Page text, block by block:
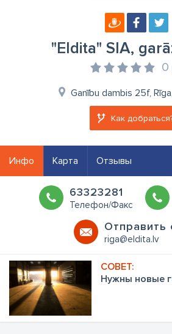
"Eldita" SIA,
0
Ganību dambis 25f,
Как
Инфо Карта Отзывы
63323281
Телефон/Факс
Oтправить
riga@eldita.lv
Нужны новые